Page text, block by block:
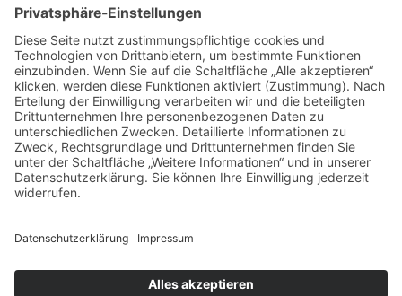
Vereinsvorsitzende:
Maria Streitferdt
Suche
nach: